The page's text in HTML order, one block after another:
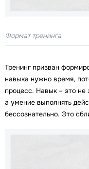
Формат тренинга
Тренинг призван
навыка нужно время,
процесс. Навык – это не
а умение выполнять
бессознательно. Это